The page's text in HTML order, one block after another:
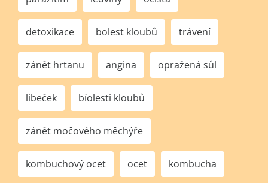
detoxikace bolest kloubů trávení
zánět hrtanu angina opražená sůl
libeček bíolesti kloubů
zánět močového měchýře
kombuchový ocet ocet kombucha